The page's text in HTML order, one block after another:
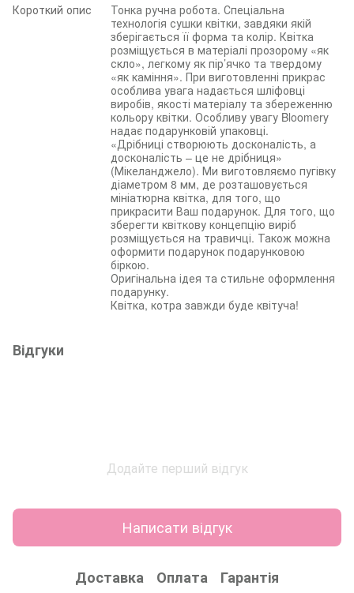
Короткий опис
Тонка ручна робота. Спеціальна
технологія сушки квітки, завдяки якій
зберігається її форма та колір. Квітка
розміщується в матеріалі прозорому «як
скло», легкому як пір’ячко та твердому
«як каміння». При виготовленні прикрас
особлива увага надається шліфовці
виробів, якості матеріалу та збереженню
кольору квітки. Особливу увагу Bloomery
надає подарунковій упаковці.
«Дрібниці створюють досконалість, а
досконалість – це не дрібниця»
(Мікеланджело). Ми виготовляємо пугівку
діаметром 8 мм, де розташовується
мініатюрна квітка, для того, що
прикрасити Ваш подарунок. Для того, що
зберегти квіткову концепцію виріб
розміщується на травичці. Також можна
оформити подарунок подарунковою
біркою.
Оригінальна ідея та стильне оформлення
подарунку.
Квітка, котра завжди буде квітуча!
Відгуки
Додайте перший відгук
Написати відгук
Доставка Оплата Гарантія